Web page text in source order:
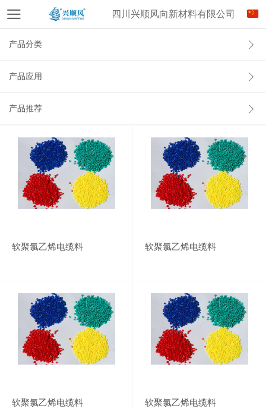
四川兴顺风向新材料有限公司
产品分类
产品应用
产品推荐
软聚氯乙烯电缆料 软聚氯乙烯电缆料
软聚氯乙烯电缆料 软聚氯乙烯电缆料